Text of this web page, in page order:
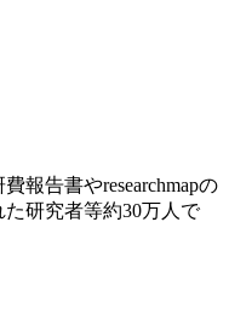
報告書やresearchmapの
研究者等約30万人で